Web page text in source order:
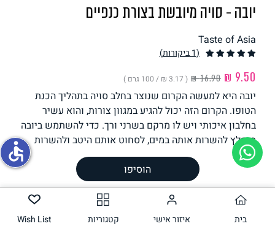
גבינות טבעוניות
יובה - סויה מיובשת בצורת כנפיים
Taste of Asia
(1 ביקורות)
‏16.90 ₪
( ‏3.17 ₪ / 100 גרם )
יובה היא למעשה הקרום שנוצר בחלב סויה בתהליך הכנת
הטופו. הקרום הזה יכול להגיע במגוון צורות, והוא עשיר
בחלבון איכותי ויש לו מרקם בשרני ורך. כדי להשתמש ביובה
מומלץ להשרות אותה במים, לסחוט אותם היטב ולהשרות
במרינדת תבלינים אהובה. כיף לאכול יובה בצורת כנפיים
כשיפוד צלוי, אבל אפשר גם להוסיף אותה לתבשילים,
מוקפצים ומרקים.
משקל וכמות
גרם
הוסיפו
בית איזור אישי קטגוריות Wish List
accessible